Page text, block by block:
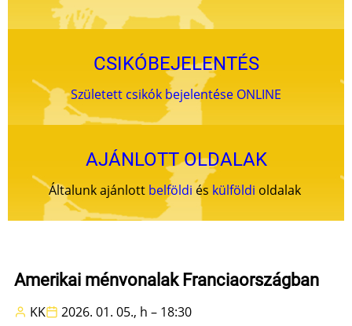
CSIKÓBEJELENTÉS
Született csikók bejelentése ONLINE
AJÁNLOTT OLDALAK
Általunk ajánlott belföldi és külföldi oldalak
Amerikai ménvonalak Franciaországban
KK 2026. 01. 05., h – 18:30